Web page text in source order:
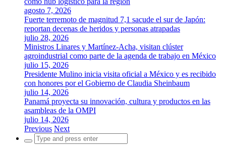
agosto 7, 2026
Fuerte terremoto de magnitud 7,1 sacude el sur de Japón:
reportan decenas de heridos y personas atrapadas
julio 28, 2026
Ministros Linares y Martínez-Acha, visitan clúster
agroindustrial como parte de la agenda de trabajo en México
julio 15, 2026
Presidente Mulino inicia visita oficial a México y es recibido
con honores por el Gobierno de Claudia Sheinbaum
julio 14, 2026
Panamá proyecta su innovación, cultura y productos en las
asambleas de la OMPI
julio 14, 2026
Previous Next
Search
for: